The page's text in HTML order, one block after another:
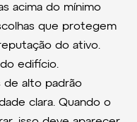
acima do mínimo
que protegem
do ativo.
edifício.
de alto padrão
clara. Quando o